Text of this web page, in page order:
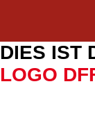
DIES IST
LOGO